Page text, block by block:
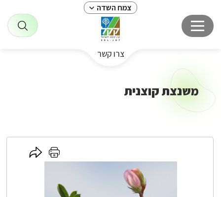
צמח השדה
צרו קשר
משנצת קוצנית
לחץ
לחץ
כאן